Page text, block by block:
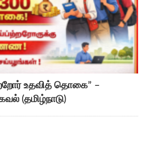
உதவித் தொகை” –
(தமிழ்நாடு)